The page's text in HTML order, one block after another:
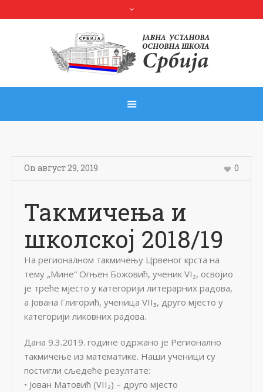
On август 29, 2019 0
Такмичења и
школској 2018/19
На регионалном такмичењу Црвеног крста на
тему „Мине“ Огњен Божовић, ученик VI₂, освојио
је треће мјесто у категорији литерарних радова,
а Јована Глигорић, ученица VII₃, друго мјесто у
категорији ликовних радова.
Дана 9.3.2019. године одржано је Регионално
такмичење из математике. Наши ученици су
постигли сљедеће резултате:
• Јован Матовић (VII₂) – друго мјесто